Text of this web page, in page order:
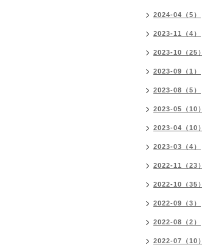
2024-04（5）
2023-11（4）
2023-10（25）
2023-09（1）
2023-08（5）
2023-05（10）
2023-04（10）
2023-03（4）
2022-11（23）
2022-10（35）
2022-09（3）
2022-08（2）
2022-07（10）